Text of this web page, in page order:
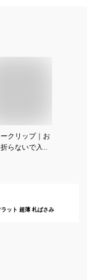
クリップ｜お
らないで入れ
ット 超薄 札ばさみ